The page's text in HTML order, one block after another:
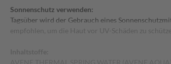
Sonnenschutz verwenden:
Tagsüber wird der Gebrauch eines
empfohlen, um die Haut vor UV-Schäden zu